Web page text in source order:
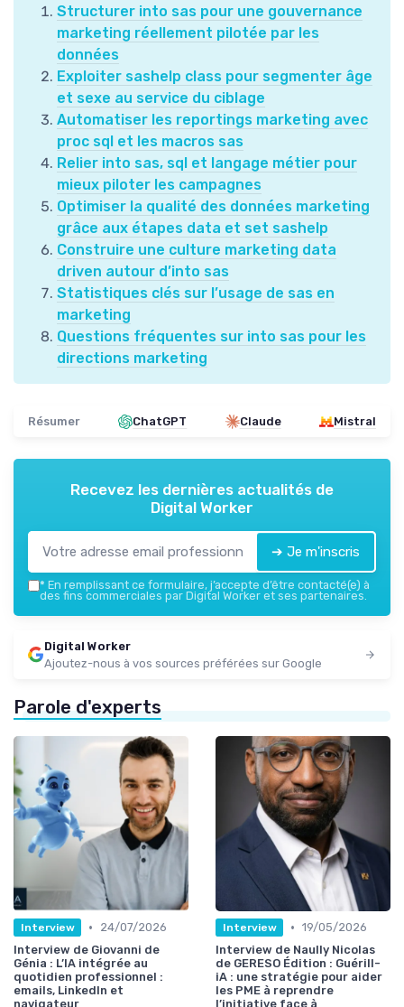
Structurer into sas pour une gouvernance
marketing réellement pilotée par les
données
Exploiter sashelp class pour segmenter âge
et sexe au service du ciblage
Automatiser les reportings marketing avec
proc sql et les macros sas
Relier into sas, sql et langage métier pour
mieux piloter les campagnes
Optimiser la qualité des données marketing
grâce aux étapes data et set sashelp
Construire une culture marketing data
driven autour d’into sas
Statistiques clés sur l’usage de sas en
marketing
Questions fréquentes sur into sas pour les
directions marketing
Résumer ChatGPT Claude Mistral
Recevez les dernières actualités de
Digital Worker
➔ Je m'inscris
* En remplissant ce formulaire, j’accepte d’être contacté(e) à
des fins commerciales par Digital Worker et ses partenaires.
Digital Worker
Ajoutez-nous à vos sources préférées sur Google
Parole d'experts
Interview •
24/07/2026
Interview de Giovanni de
Génia : L’IA intégrée au
quotidien professionnel :
emails, LinkedIn et
navigateur
Interview • 19/05/2026
Interview de Naully Nicolas
de GERESO Édition : Guérill-
iA : une stratégie pour aider
les PME à reprendre
l’initiative face à